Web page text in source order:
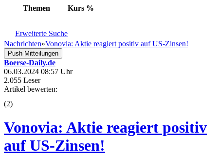
Themen Kurs %
Erweiterte Suche
Nachrichten»Vonovia: Aktie reagiert positiv auf US-Zinsen!
Push Mitteilungen
Boerse-Daily.de
06.03.2024 08:57 Uhr
2.055 Leser
Artikel bewerten:
(2)
Vonovia: Aktie reagiert positiv
auf US-Zinsen!